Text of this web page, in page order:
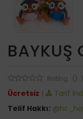
BAYKUŞ
Rating : ()
Ücretsiz |
Tarif
Telif Hakkı: